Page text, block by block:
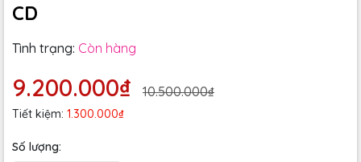
CD
Tình trạng: Còn hàng
9.200.000₫ 10.500.000₫
Tiết kiệm: 1.300.000₫
Số lượng: